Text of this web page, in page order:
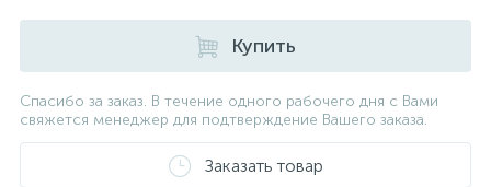
Купить
Спасибо за заказ. В течение одного рабочего дня с Вами
свяжется менеджер для подтверждение Вашего заказа.
Заказать товар